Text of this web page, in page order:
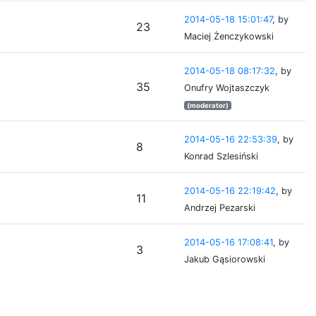
23
2014-05-18 15:01:47, by
Maciej Żenczykowski
35
2014-05-18 08:17:32, by
Onufry Wojtaszczyk
(moderator)
8
2014-05-16 22:53:39, by
Konrad Szlesiński
11
2014-05-16 22:19:42, by
Andrzej Pezarski
3
2014-05-16 17:08:41, by
Jakub Gąsiorowski